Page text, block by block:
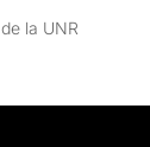
la UNR